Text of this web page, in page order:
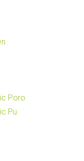
Poro
Pu